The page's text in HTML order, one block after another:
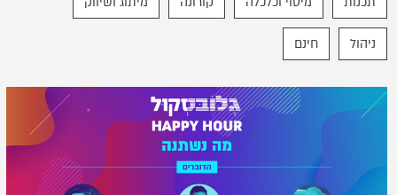
ניהול חינם